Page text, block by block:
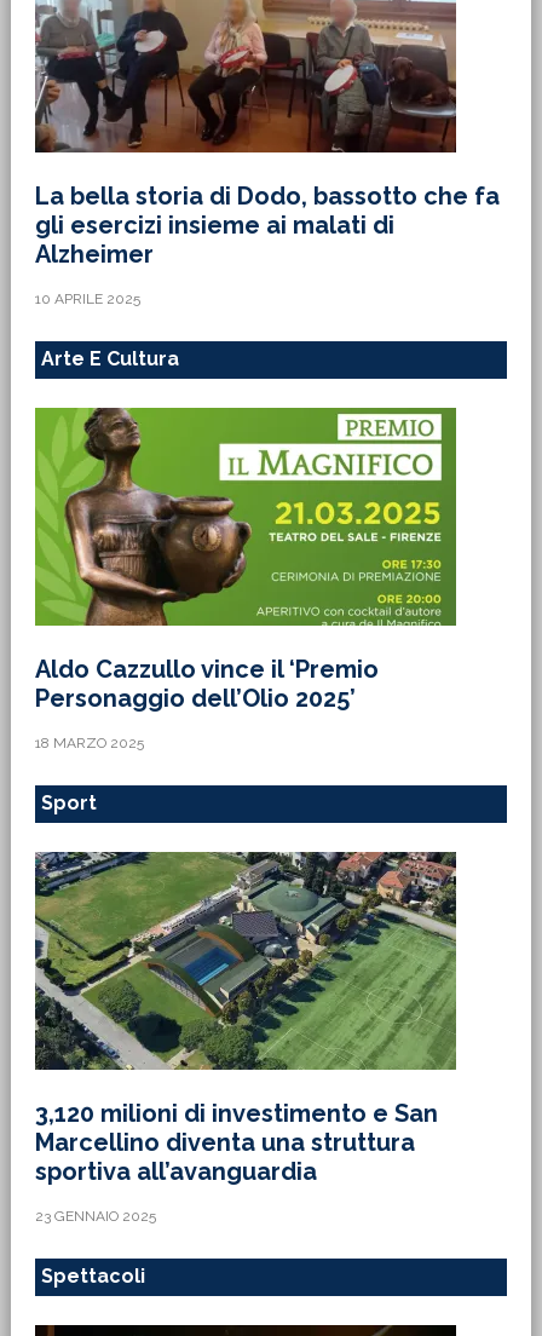
La bella storia di Dodo, bassotto che fa
gli esercizi insieme ai malati di
Alzheimer
10 APRILE 2025
Arte E Cultura
Aldo Cazzullo vince il ‘Premio
Personaggio dell’Olio 2025’
18 MARZO 2025
Sport
3,120 milioni di investimento e San
Marcellino diventa una struttura
sportiva all’avanguardia
23 GENNAIO 2025
Spettacoli